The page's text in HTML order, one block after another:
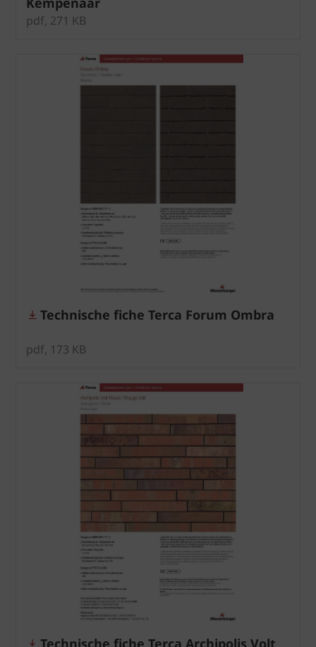
pdf, 271 KB
Technische fiche Terca Forum Ombra
pdf, 173 KB
Technische fiche Terca Archipolis Volt